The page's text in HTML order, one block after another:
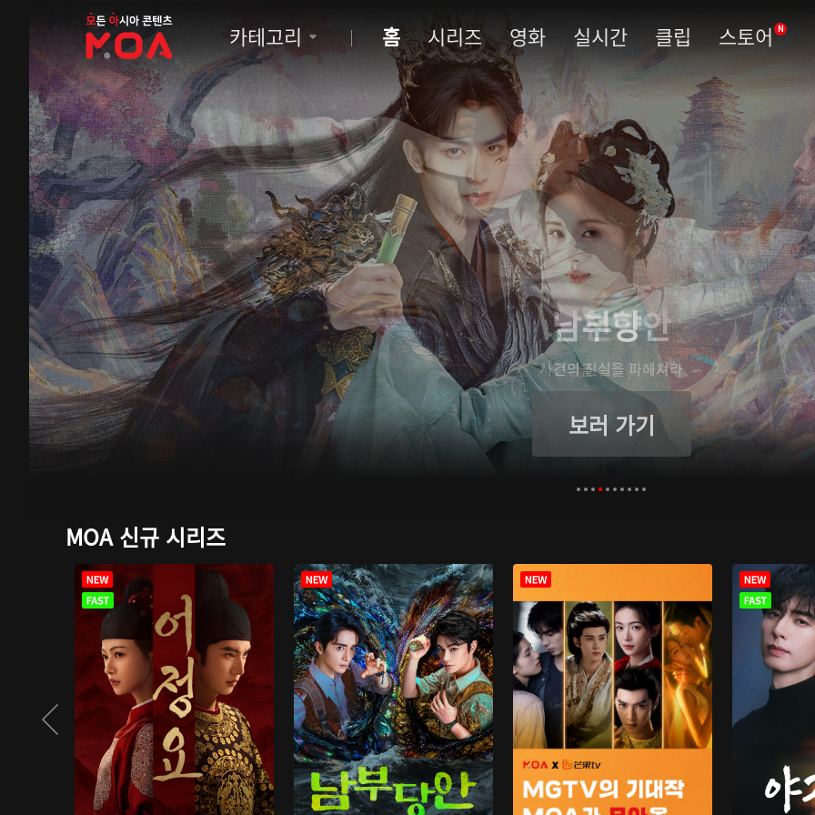
MOA
카테고리 홈 시리즈 영화 실시간 클립 스토어 N
남부당안
사건의 진실을 파헤쳐라
보러 가기
MOA 신규 시리즈